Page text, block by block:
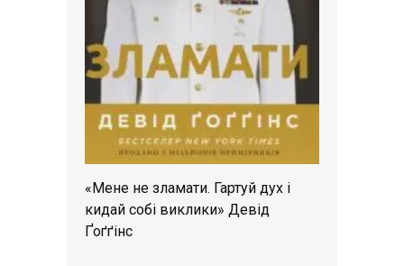
«Мене не зламати. Гартуй дух і
кидай собі виклики» Девід
Ґоґґінс